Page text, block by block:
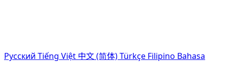
Pусский Tiếng Việt 中文 (简体)Türkçe Filipino Bahasa